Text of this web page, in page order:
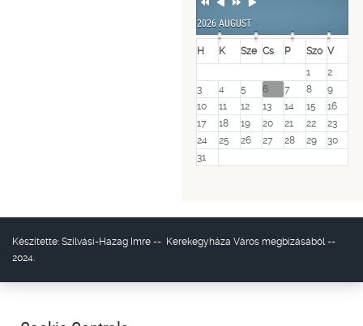
2026 AUGUST
H K Sze Cs P Szo V
1
2
3
4 5 6 7 8
9
10
11 12 13 14 15
16
17
18 19 20 21 22
23
24
25 26 27 28 29
30
31
Készítette: Szilvási-Hazag Imre -- Kerekegyháza Város megbízásából --
2024.